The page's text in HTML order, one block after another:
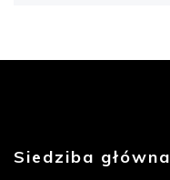
Siedziba główna